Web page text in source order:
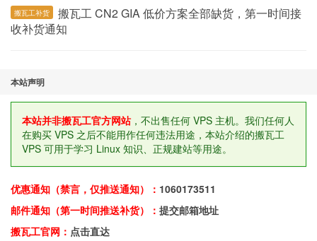
搬瓦工补货
搬瓦工 CN2 GIA 低价方案全部缺货，第一时间接
收补货通知
本站声明
本站并非搬瓦工官方网站，不出售任何 VPS 主机。我们任何人
在购买 VPS 之后不能用作任何违法用途，本站介绍的搬瓦工
VPS 可用于学习 Linux 知识、正规建站等用途。
优惠通知（禁言，仅推送通知）： 1060173511
邮件通知（第一时间推送补货）： 提交邮箱地址
搬瓦工官网： 点击直达